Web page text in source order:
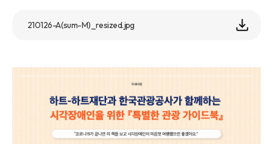
210126-A(sum-M)_resized.jpg